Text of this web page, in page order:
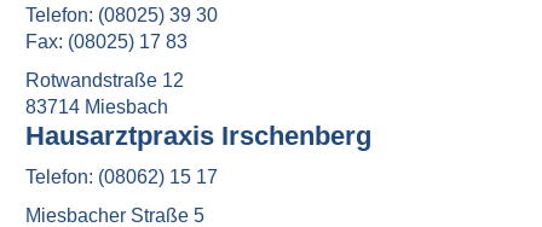
Telefon: (08025) 39 30
Fax: (08025) 17 83
Rotwandstraße 12
83714 Miesbach
Hausarztpraxis Irschenberg
Telefon: (08062) 15 17
Miesbacher Straße 5